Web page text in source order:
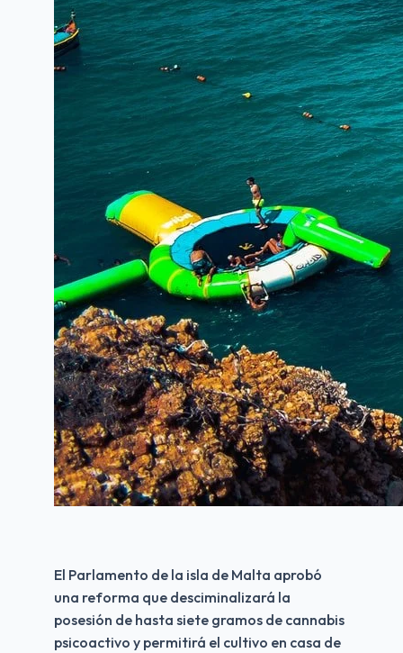
El Parlamento de la isla de Malta aprobó
una reforma que desciminalizará la
posesión de hasta siete gramos de cannabis
psicoactivo y permitirá el cultivo en casa de